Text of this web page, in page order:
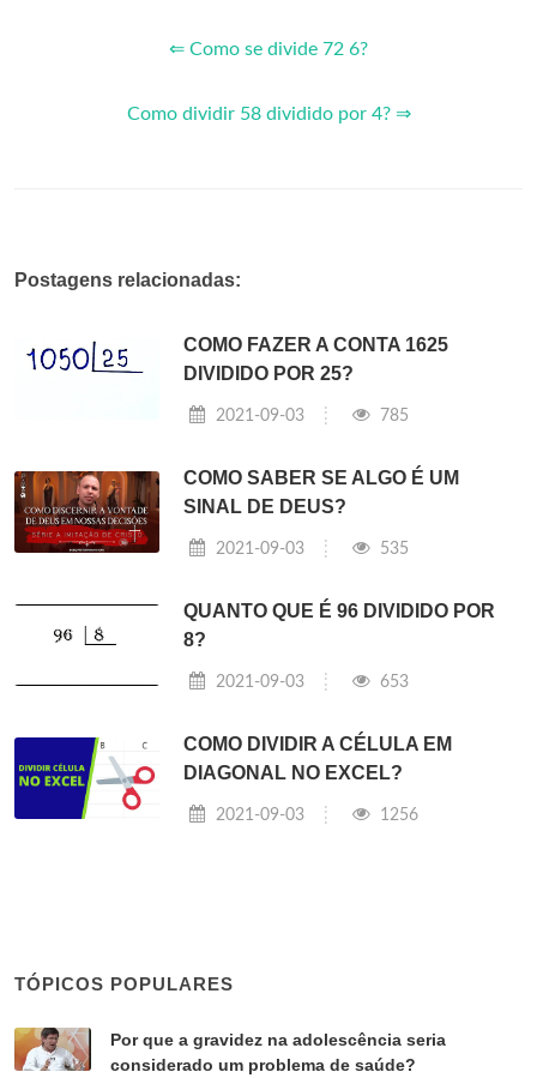
⇐ Como se divide 72 6?
Como dividir 58 dividido por 4? ⇒
Postagens relacionadas:
COMO FAZER A CONTA 1625
DIVIDIDO POR 25?
2021-09-03 785
COMO SABER SE ALGO É UM
SINAL DE DEUS?
2021-09-03 535
QUANTO QUE É 96 DIVIDIDO POR
8?
2021-09-03 653
COMO DIVIDIR A CÉLULA EM
DIAGONAL NO EXCEL?
2021-09-03 1256
TÓPICOS POPULARES
Por que a gravidez na adolescência seria
considerado um problema de saúde?